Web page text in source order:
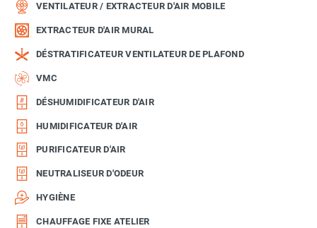
VENTILATEUR / EXTRACTEUR D'AIR MOBILE
EXTRACTEUR D'AIR MURAL
DÉSTRATIFICATEUR VENTILATEUR DE PLAFOND
VMC
DÉSHUMIDIFICATEUR D'AIR
HUMIDIFICATEUR D'AIR
PURIFICATEUR D'AIR
NEUTRALISEUR D'ODEUR
HYGIÈNE
CHAUFFAGE FIXE ATELIER